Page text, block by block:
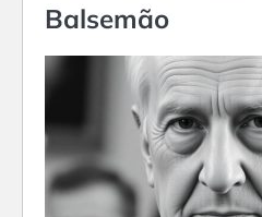
Balsemão